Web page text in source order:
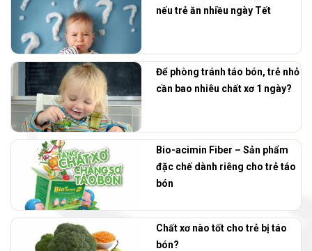
nếu trẻ ăn nhiều ngày Tết
Để phòng tránh táo bón, trẻ nhỏ
cần bao nhiêu chất xơ 1 ngày?
Bio-acimin Fiber – Sản phẩm
đặc chế dành riêng cho trẻ táo
bón
Chất xơ nào tốt cho trẻ bị táo
bón?